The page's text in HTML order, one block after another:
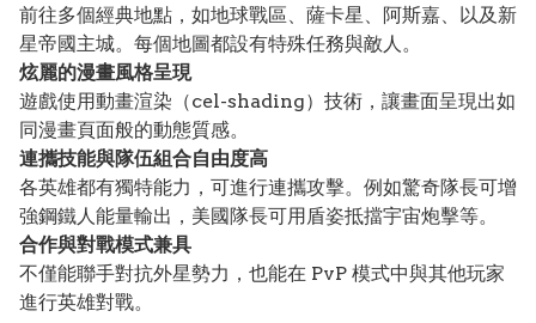
前往多個經典地點，如地球戰區、薩卡星、阿斯嘉、以及新
星帝國主城。每個地圖都設有特殊任務與敵人。
炫麗的漫畫風格呈現
遊戲使用動畫渲染（cel-shading）技術，讓畫面呈現出如
同漫畫頁面般的動態質感。
連攜技能與隊伍組合自由度高
各英雄都有獨特能力，可進行連攜攻擊。例如驚奇隊長可增
強鋼鐵人能量輸出，美國隊長可用盾姿抵擋宇宙炮擊等。
合作與對戰模式兼具
不僅能聯手對抗外星勢力，也能在 PvP 模式中與其他玩家
進行英雄對戰。